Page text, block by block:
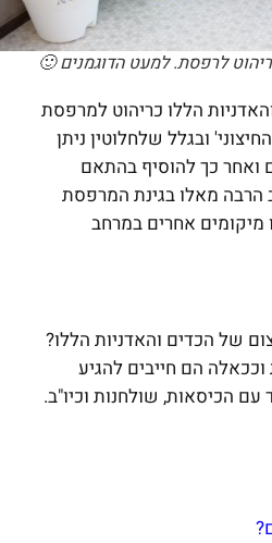
לרפסת. למעט הדוגמנים 🙂
הללו כריהוט למרפסת
ובגלל שלחלוטין ניתן
כך להוסיף בהתאם
מאלו בגינת המרפסת
אחרים במרחב
של הכדים והאדניות הללו?
הם חייבים להגיע
הכיסאות, שולחנות וכיו"ב.